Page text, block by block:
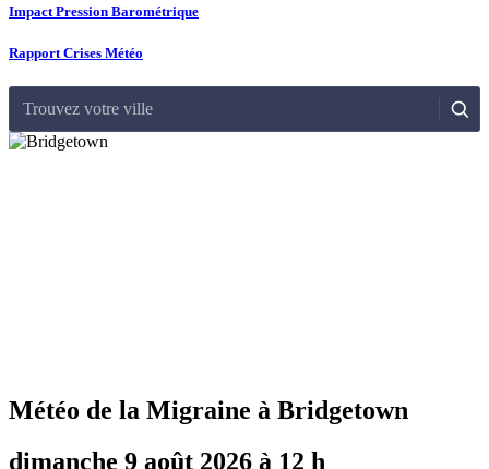
Impact Pression Barométrique
Rapport Crises Météo
Trouvez votre ville
Météo de la Migraine à Bridgetown
dimanche 9 août 2026 à 12 h